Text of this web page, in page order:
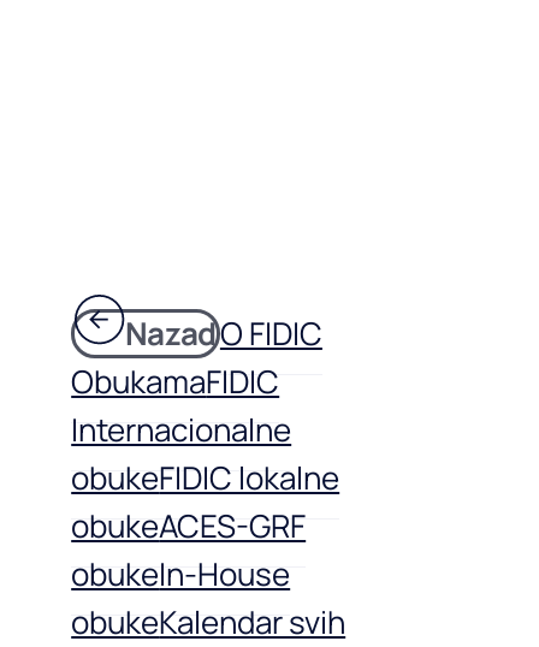
NazadO FIDIC
ObukamaFIDIC
Internacionalne
obukeFIDIC lokalne
obukeACES-GRF
obukeIn-House
obukeKalendar svih